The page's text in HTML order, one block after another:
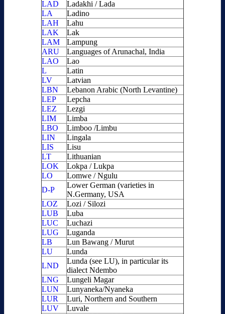
LAD
Ladakhi / Lada
LA
Ladino
LAH
Lahu
LAK
Lak
LAM
Lampung
ARU
Languages of Arunachal, India
LAO
Lao
L
Latin
LV
Latvian
LBN
Lebanon Arabic (North Levantine)
LEP
Lepcha
LEZ
Lezgi
LIM
Limba
LBO
Limboo /Limbu
LIN
Lingala
LIS
Lisu
LT
Lithuanian
LOK
Lokpa / Lukpa
LO
Lomwe / Ngulu
D-P
Lower German (varieties in
N.Germany, USA
LOZ
Lozi / Silozi
LUB
Luba
LUC
Luchazi
LUG
Luganda
LB
Lun Bawang / Murut
LU
Lunda
LND
Lunda (see LU), in particular its
dialect Ndembo
LNG
Lungeli Magar
LUN
Lunyaneka/Nyaneka
LUR
Luri, Northern and Southern
LUV
Luvale